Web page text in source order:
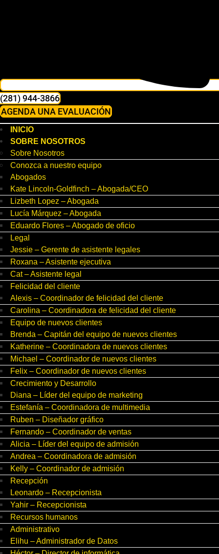
(281) 944-3866
AGENDA UNA EVALUACIÓN
INICIO
SOBRE NOSOTROS
Sobre Nosotros
Conozca a nuestro equipo
Abogados
Kate Lincoln-Goldfinch – Abogada/CEO
Lizbeth Lopez – Abogada
Lucía Márquez – Abogada
Eduardo Flores – Abogado de oficio
Legal
Jessie – Gerente de asistente legales
Roxana – Asistente ejecutiva
Cat – Asistente legal
Felicidad del cliente
Alexis – Coordinador de felicidad del cliente
Carolina – Coordinadora de felicidad del cliente
Equipo de nuevos clientes
Brenda – Capitán del equipo de nuevos clientes
Katherine – Coordinadora de nuevos clientes
Michael – Coordinador de nuevos clientes
Felix – Coordinador de nuevos clientes
Crecimiento y Desarrollo
Diana – Líder del equipo de marketing
Estefanía – Coordinadora de multimedia
Ruben – Diseñador gráfico
Fernando – Coordinador de ventas
Alicia – Líder del equipo de admisión
Andrea – Coordinadora de admisión
Kelly – Coordinador de admisión
Recepción
Leonardo – Recepcionista
Yahir – Recepcionista
Recursos humanos
Administrativo
Elihu – Administrador de Datos